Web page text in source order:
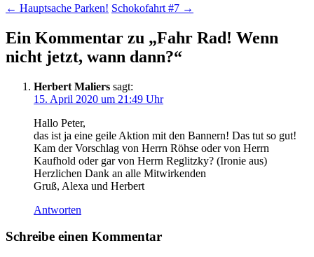
Beitragsnavigation
← Hauptsache Parken! Schokofahrt #7 →
Ein Kommentar zu „Fahr Rad! Wenn
nicht jetzt, wann dann?“
Herbert Maliers sagt:
15. April 2020 um 21:49 Uhr
Hallo Peter,
das ist ja eine geile Aktion mit den Bannern! Das tut so gut!
Kam der Vorschlag von Herrn Röhse oder von Herrn
Kaufhold oder gar von Herrn Reglitzky? (Ironie aus)
Herzlichen Dank an alle Mitwirkenden
Gruß, Alexa und Herbert
Antworten
Schreibe einen Kommentar